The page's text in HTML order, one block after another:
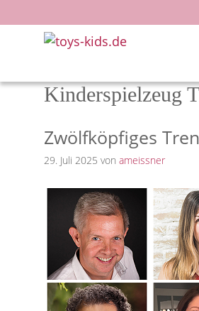
Inhalt
springen
Kinderspielzeug
Zwölfköpfiges
29. Juli 2025 von ameissner